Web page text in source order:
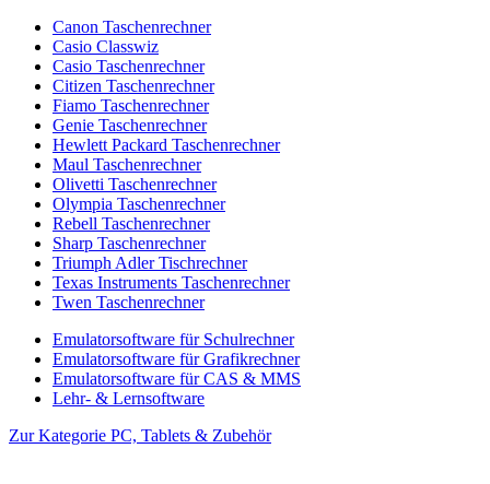
Canon Taschenrechner
Casio Classwiz
Casio Taschenrechner
Citizen Taschenrechner
Fiamo Taschenrechner
Genie Taschenrechner
Hewlett Packard Taschenrechner
Maul Taschenrechner
Olivetti Taschenrechner
Olympia Taschenrechner
Rebell Taschenrechner
Sharp Taschenrechner
Triumph Adler Tischrechner
Texas Instruments Taschenrechner
Twen Taschenrechner
Emulatorsoftware für Schulrechner
Emulatorsoftware für Grafikrechner
Emulatorsoftware für CAS & MMS
Lehr- & Lernsoftware
Zur Kategorie PC, Tablets & Zubehör